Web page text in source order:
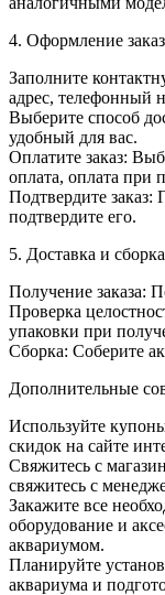
4. Оформление
Заполните
адрес, телефонный
Выберите способ
удобный для вас.
Оплатите заказ:
оплата, оплата при
Подтвердите заказ:
подтвердите его.
5. Доставка и
Получение заказа:
Проверка
упаковки при
Сборка: Соберите
Дополнительные
Используйте
скидок на сайте
Свяжитесь с
свяжитесь с
Закажите все
оборудование и
аквариумом.
Планируйте
аквариума и